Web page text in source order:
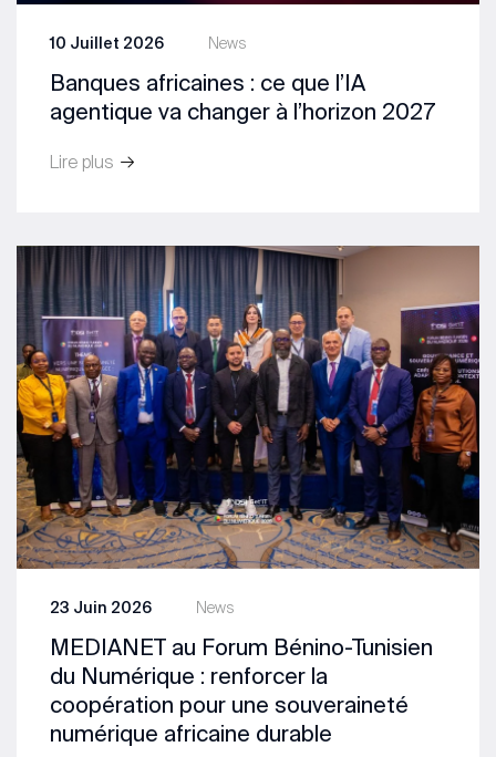
News
10 Juillet 2026
Banques africaines : ce que l’IA
agentique va changer à l’horizon 2027
Lire plus
News
23 Juin 2026
MEDIANET au Forum Bénino-Tunisien
du Numérique : renforcer la
coopération pour une souveraineté
numérique africaine durable